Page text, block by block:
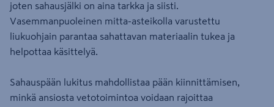
joten sahausjälki on aina tarkka ja siisti.
Vasemmanpuoleinen mitta-asteikolla varustettu
liukuohjain parantaa sahattavan materiaalin tukea ja
helpottaa käsittelyä.
Sahauspään lukitus mahdollistaa pään kiinnittämisen,
minkä ansiosta vetotoimintoa voidaan rajoittaa